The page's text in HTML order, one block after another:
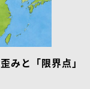
みと「限界点」